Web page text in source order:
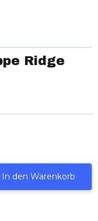
Ridge
In den Warenkorb